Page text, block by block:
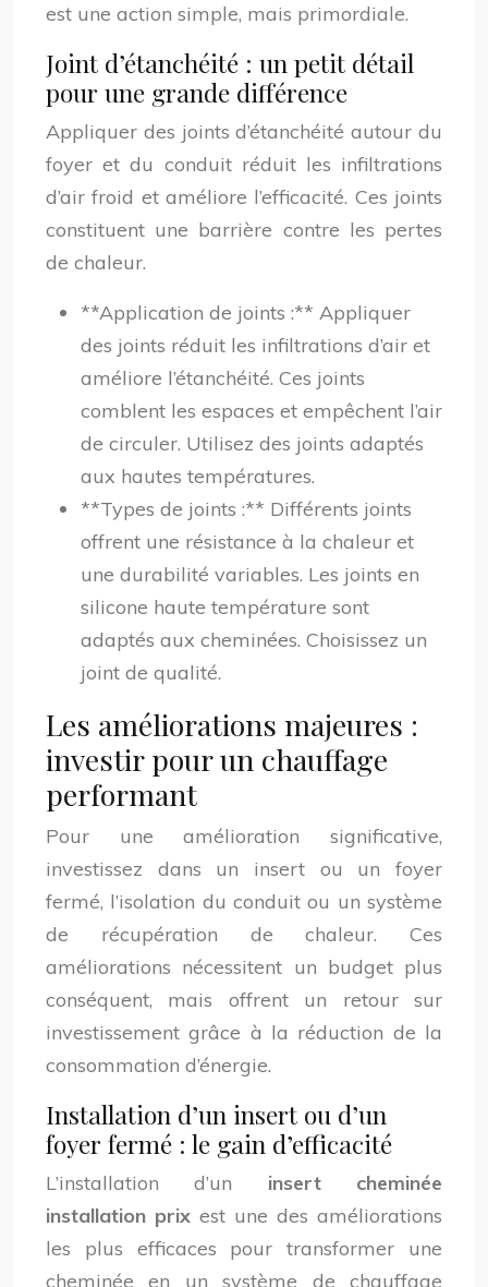
est une action simple, mais primordiale.
Joint d’étanchéité : un petit détail
pour une grande différence
Appliquer des joints d’étanchéité autour du
foyer et du conduit réduit les infiltrations
d’air froid et améliore l’efficacité. Ces joints
constituent une barrière contre les pertes
de chaleur.
**Application de joints :** Appliquer
des joints réduit les infiltrations d’air et
améliore l’étanchéité. Ces joints
comblent les espaces et empêchent l’air
de circuler. Utilisez des joints adaptés
aux hautes températures.
**Types de joints :** Différents joints
offrent une résistance à la chaleur et
une durabilité variables. Les joints en
silicone haute température sont
adaptés aux cheminées. Choisissez un
joint de qualité.
Les améliorations majeures :
investir pour un chauffage
performant
Pour une amélioration significative,
investissez dans un insert ou un foyer
fermé, l’isolation du conduit ou un système
de récupération de chaleur. Ces
améliorations nécessitent un budget plus
conséquent, mais offrent un retour sur
investissement grâce à la réduction de la
consommation d’énergie.
Installation d’un insert ou d’un
foyer fermé : le gain d’efficacité
L’installation d’un insert cheminée
installation prix est une des améliorations
les plus efficaces pour transformer une
cheminée en un système de chauffage